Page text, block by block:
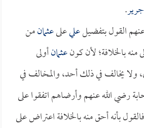
.
القول بتفضيلعليعلىعثمانمن
بالخلافة؛ لأن كونعثمانأولى
ولا يخالف في ذلك أحد، والمخالف في
رضي الله عنهم وأرضاهم اتفقوا على
بأنه أحق منه بالخلافة اعتراض على